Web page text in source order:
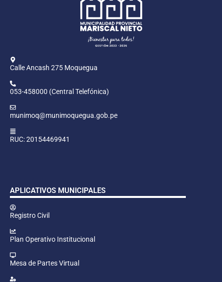
Calle Ancash 275 Moquegua
053-458000 (Central Telefónica)
munimoq@munimoquegua.gob.pe
RUC: 20154469941
APLICATIVOS MUNICIPALES
Registro Civil
Plan Operativo Institucional
Mesa de Partes Virtual